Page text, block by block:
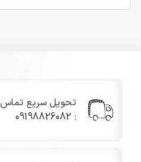
تحویل سریع تماس
: 09198826082